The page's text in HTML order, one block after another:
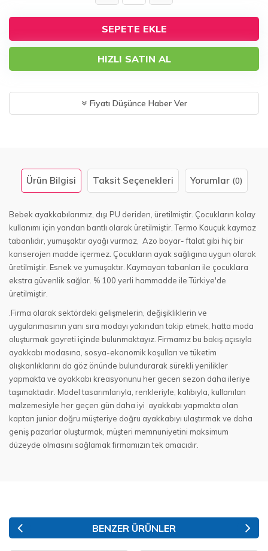
SEPETE EKLE
HIZLI SATIN AL
Fiyatı Düşünce Haber Ver
Ürün Bilgisi Taksit Seçenekleri Yorumlar (0)
Bebek ayakkabılarımız, dışı PU deriden, üretilmiştir. Çocukların kolay
kullanımı için yandan bantlı olarak üretilmiştir. Termo Kauçuk kaymaz
tabanlıdır, yumuşaktır ayağı vurmaz, Azo boyar- ftalat gibi hiç bir
kanserojen madde içermez. Çocukların ayak sağlıgına uygun olarak
üretilmiştir. Esnek ve yumuşaktır. Kaymayan tabanları ile çocuklara
ekstra güvenlik sağlar. % 100 yerli hammadde ile Türkiye'de
üretilmiştir.
.Firma olarak sektördeki gelişmelerin, değişikliklerin ve
uygulanmasının yanı sıra modayı yakından takip etmek, hatta moda
oluşturmak gayreti içinde bulunmaktayız. Firmamız bu bakış açısıyla
ayakkabı modasına, sosya-ekonomik koşulları ve tüketim
alışkanlıklarını da göz önünde bulundurarak sürekli yenilikler
yapmakta ve ayakkabı kreasyonunu her gecen sezon daha ileriye
taşımaktadır. Model tasarımlarıyla, renkleriyle, kalıbıyla, kullanılan
malzemesiyle her geçen gün daha iyi ayakkabı yapmakta olan
kaptan junior doğru müşteriye doğru ayakkabıyı ulaştırmak ve daha
geniş pazarlar oluşturmak, müşteri memnuniyetini maksimum
düzeyde olmasını sağlamak firmamızın tek amacıdır.
BENZER ÜRÜNLER